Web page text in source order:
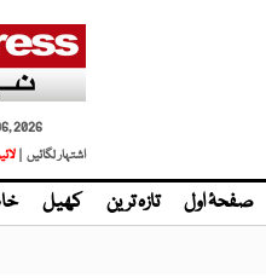
2026
اشتہار لگائیں |
صفحۂ اول تازہ ترین کھیل